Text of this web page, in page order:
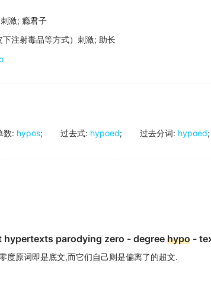
激; 瘾君子
下注射毒品等方式）刺激; 助长
数: hypos; 过去式: hypoed; 过去分词: hypoed;
hypertexts parodying zero - degree hypo -
度原词即是底文,而它们自己则是偏离了的超文.